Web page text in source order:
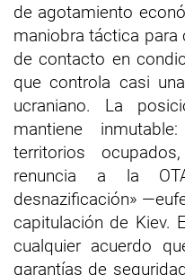
de agotamiento
maniobra táctica para
de contacto en
que controla casi
ucraniano. La
mantiene
territorios
renuncia a la
desnazificación»
capitulación de Kiev.
cualquier acuerdo
garantías de